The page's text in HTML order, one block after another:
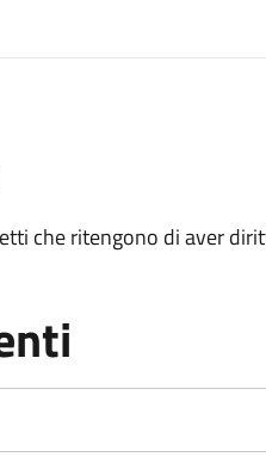
che ritengono di aver